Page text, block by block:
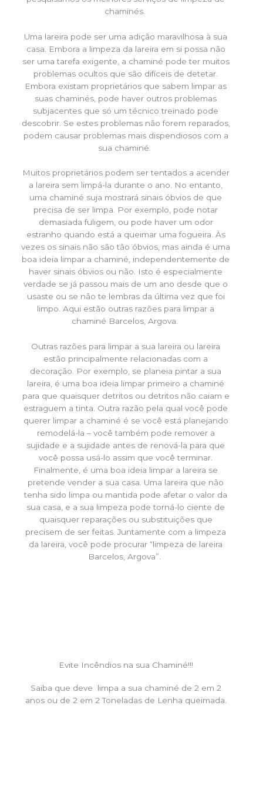
chaminés.
Uma lareira pode ser uma adição maravilhosa à sua
casa. Embora a limpeza da lareira em si possa não
ser uma tarefa exigente, a chaminé pode ter muitos
problemas ocultos que são difíceis de detetar.
Embora existam proprietários que sabem limpar as
suas chaminés, pode haver outros problemas
subjacentes que só um técnico treinado pode
descobrir. Se estes problemas não forem reparados,
podem causar problemas mais dispendiosos com a
sua chaminé.
Muitos proprietários podem ser tentados a acender
a lareira sem limpá-la durante o ano. No entanto,
uma chaminé suja mostrará sinais óbvios de que
precisa de ser limpa. Por exemplo, pode notar
demasiada fuligem, ou pode haver um odor
estranho quando está a queimar uma fogueira. Às
vezes os sinais não são tão óbvios, mas ainda é uma
boa ideia limpar a chaminé, independentemente de
haver sinais óbvios ou não. Isto é especialmente
verdade se já passou mais de um ano desde que o
usaste ou se não te lembras da última vez que foi
limpo. Aqui estão outras razões para limpar a
chaminé Barcelos, Argova.
Outras razões para limpar a sua lareira ou lareira
estão principalmente relacionadas com a
decoração. Por exemplo, se planeia pintar a sua
lareira, é uma boa ideia limpar primeiro a chaminé
para que quaisquer detritos ou detritos não caiam e
estraguem a tinta. Outra razão pela qual você pode
querer limpar a chaminé é se você está planejando
remodelá-la – você também pode remover a
sujidade e a sujidade antes de renová-la para que
você possa usá-lo assim que você terminar.
Finalmente, é uma boa ideia limpar a lareira se
pretende vender a sua casa. Uma lareira que não
tenha sido limpa ou mantida pode afetar o valor da
sua casa, e a sua limpeza pode torná-lo ciente de
quaisquer reparações ou substituições que
precisem de ser feitas. Juntamente com a limpeza
da lareira, você pode procurar “limpeza de lareira
Barcelos, Argova”.
Evite Incêndios na sua Chaminé!!!
Saiba que deve limpa a sua chaminé de 2 em 2
anos ou de 2 em 2 Toneladas de Lenha queimada.